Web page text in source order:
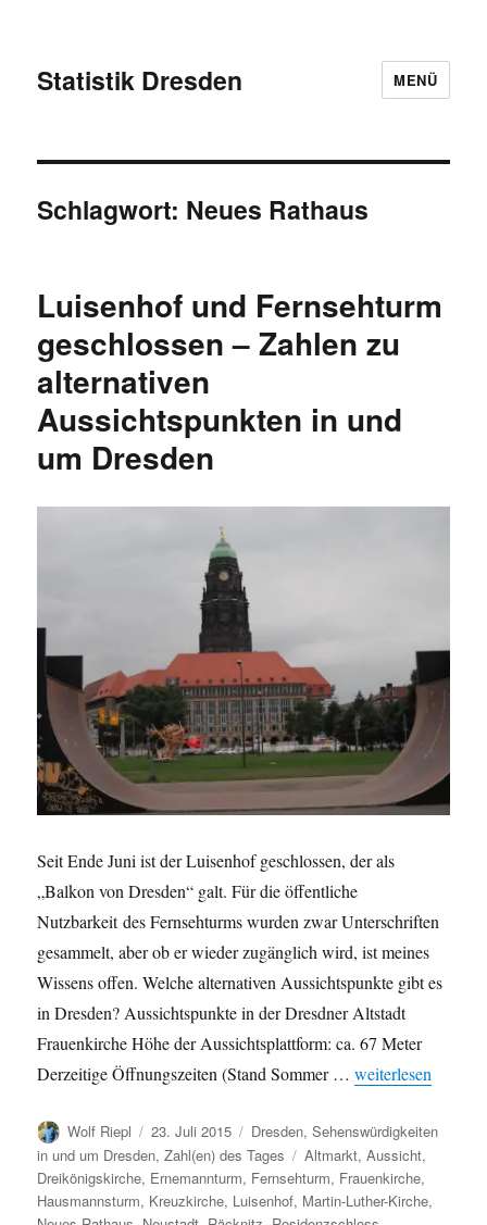
Statistik Dresden MENÜ
Schlagwort: Neues Rathaus
Luisenhof und Fernsehturm
geschlossen – Zahlen zu
alternativen
Aussichtspunkten in und
um Dresden
Seit Ende Juni ist der Luisenhof geschlossen, der als
„Balkon von Dresden“ galt. Für die öffentliche
Nutzbarkeit des Fernsehturms wurden zwar Unterschriften
gesammelt, aber ob er wieder zugänglich wird, ist meines
Wissens offen. Welche alternativen Aussichtspunkte gibt es
in Dresden? Aussichtspunkte in der Dresdner Altstadt
Frauenkirche Höhe der Aussichtsplattform: ca. 67 Meter
Derzeitige Öffnungszeiten (Stand Sommer …„Luisenhof und
weiterlesen
Autor
Wolf Riepl
Veröffentlicht
am
23. Juli 2015 Kategorien
Dresden,Sehenswürdigkeiten
in und um Dresden,Zahl(en) des Tages Schlagwörter
Altmarkt,Aussicht,
Dreikönigskirche, Ernemannturm, Fernsehturm, Frauenkirche,
Hausmannsturm, Kreuzkirche, Luisenhof, Martin-Luther-Kirche,